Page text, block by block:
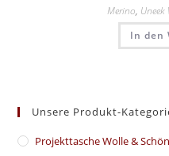
Merino, Uneek
In den
Unsere Produkt-
​Projekttasche Wolle &